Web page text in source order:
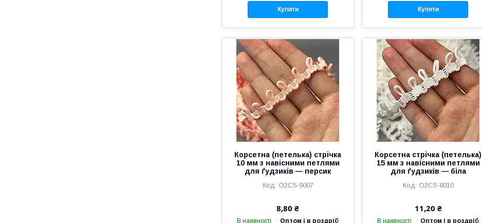
Купити Купити
Корсетна (петелька) стрічка
10 мм з навісними петлями
для ґудзиків — персик
О2С5-9007
8,80 ₴
В наявності Оптом і в роздріб
Корсетна стрічка (петелька)
15 мм з навісними петлями
для ґудзиків — біла
О2С5-8010
11,20 ₴
В наявності Оптом і в роздріб